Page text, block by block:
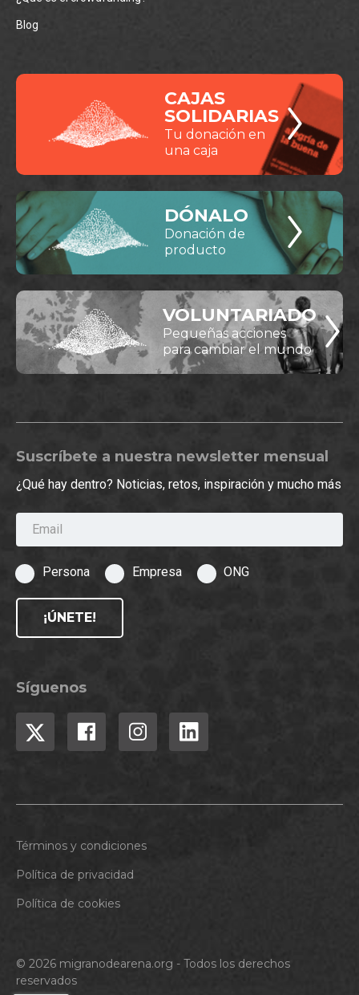
Blog
CAJAS
SOLIDARIAS
Tu donación en
una caja
DÓNALO
Donación de
producto
VOLUNTARIADO
Pequeñas acciones
para cambiar el mundo
Suscríbete a nuestra newsletter mensual
¿Qué hay dentro? Noticias, retos, inspiración y mucho más
Email
Persona Empresa ONG
¡ÚNETE!
Síguenos
© 2026 migranodearena.org - Todos los derechos
reservados
Términos y condiciones
Política de privacidad
Política de cookies